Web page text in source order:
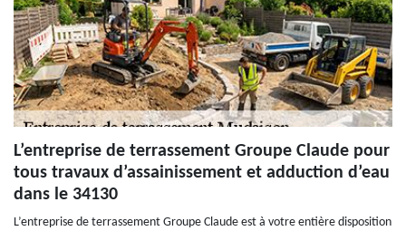
L’entreprise de terrassement Groupe Claude pour
tous travaux d’assainissement et adduction d’eau
dans le 34130
L’entreprise de terrassement Groupe Claude est à votre entière disposition